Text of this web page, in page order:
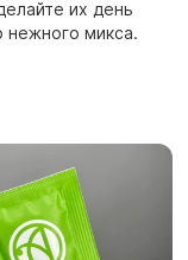
их день
микса.